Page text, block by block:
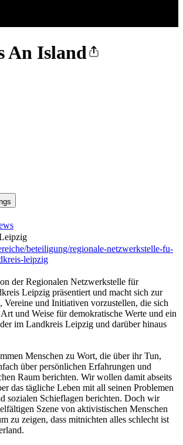
An Island
beteiligung/regionale-netzwerkstelle-fu-
leipzig
der Regionalen Netzwerkstelle für
Leipzig präsentiert und macht sich zur
Vereine und Initiativen vorzustellen, die sich
und Weise für demokratische Werte und ein
im Landkreis Leipzig und darüber hinaus
Menschen zu Wort, die über ihr Tun,
über persönlichen Erfahrungen und
Raum berichten. Wir wollen damit abseits
das tägliche Leben mit all seinen Problemen
sozialen Schieflagen berichten. Doch wir
Szene von aktivistischen Menschen
zu zeigen, dass mitnichten alles schlecht ist